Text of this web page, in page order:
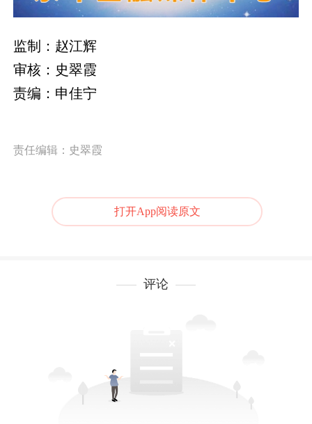
监制：赵江辉
审核：史翠霞
责编：申佳宁
责任编辑：史翠霞
打开App阅读原文
评论